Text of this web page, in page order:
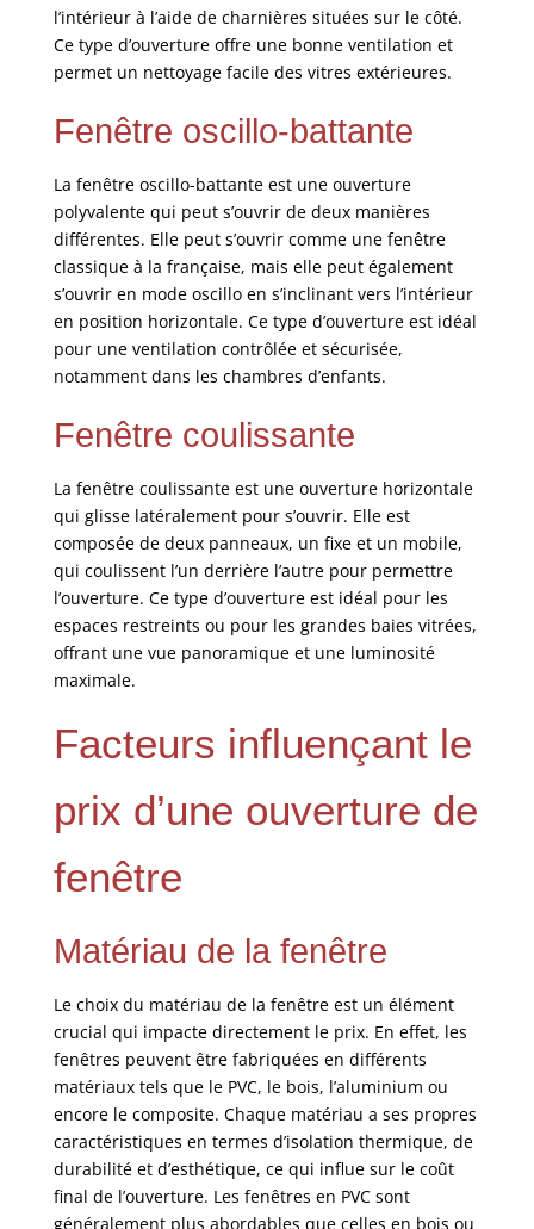
l’intérieur à l’aide de charnières situées sur le côté.
Ce type d’ouverture offre une bonne ventilation et
permet un nettoyage facile des vitres extérieures.
Fenêtre oscillo-battante
La fenêtre oscillo-battante est une ouverture
polyvalente qui peut s’ouvrir de deux manières
différentes. Elle peut s’ouvrir comme une fenêtre
classique à la française, mais elle peut également
s’ouvrir en mode oscillo en s’inclinant vers l’intérieur
en position horizontale. Ce type d’ouverture est idéal
pour une ventilation contrôlée et sécurisée,
notamment dans les chambres d’enfants.
Fenêtre coulissante
La fenêtre coulissante est une ouverture horizontale
qui glisse latéralement pour s’ouvrir. Elle est
composée de deux panneaux, un fixe et un mobile,
qui coulissent l’un derrière l’autre pour permettre
l’ouverture. Ce type d’ouverture est idéal pour les
espaces restreints ou pour les grandes baies vitrées,
offrant une vue panoramique et une luminosité
maximale.
Facteurs influençant le
prix d’une ouverture de
fenêtre
Matériau de la fenêtre
Le choix du matériau de la fenêtre est un élément
crucial qui impacte directement le prix. En effet, les
fenêtres peuvent être fabriquées en différents
matériaux tels que le PVC, le bois, l’aluminium ou
encore le composite. Chaque matériau a ses propres
caractéristiques en termes d’isolation thermique, de
durabilité et d’esthétique, ce qui influe sur le coût
final de l’ouverture. Les fenêtres en PVC sont
généralement plus abordables que celles en bois ou